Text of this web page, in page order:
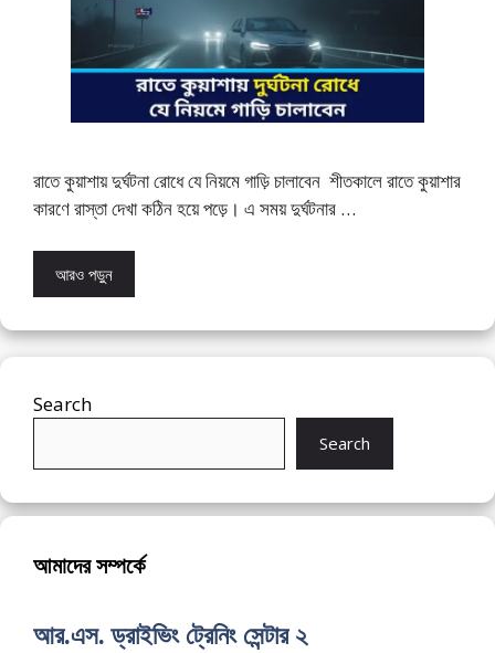
রাতে কুয়াশায় দুর্ঘটনা রোধে যে নিয়মে গাড়ি চালাবেন শীতকালে রাতে কুয়াশার
কারণে রাস্তা দেখা কঠিন হয়ে পড়ে। এ সময় দুর্ঘটনার …
আরও পড়ুন
Search
Search
আমাদের সম্পর্কে
আর.এস. ড্রাইভিং ট্রেনিং সেন্টার ২